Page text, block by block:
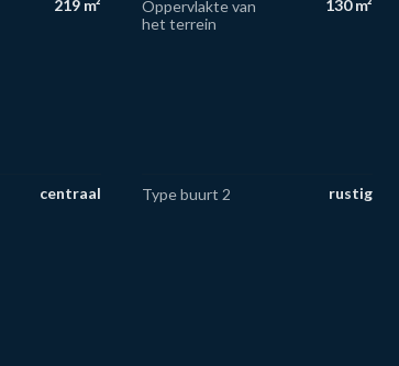
219 m²
Oppervlakte van
het terrein
130 m²
centraal Type buurt 2 rustig